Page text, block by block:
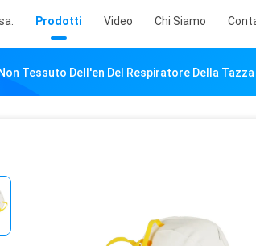
Prodotti Video Chi Siamo
Tessuto Dell'en Del Respiratore Della